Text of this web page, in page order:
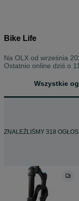
Bike Life
Na OLX od września
Ostatnio online dziś o
Wszystkie
ZNALEŹLIŚMY 318